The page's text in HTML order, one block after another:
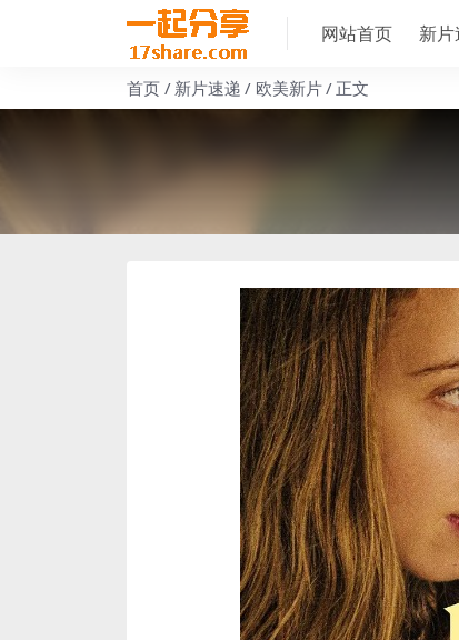
网站首页 新片
首页 新片速递 欧美新片 正文